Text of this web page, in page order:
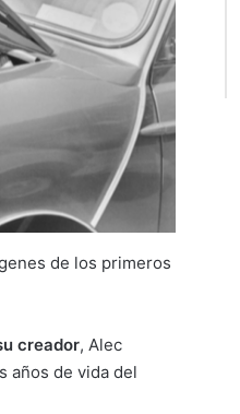
de los primeros
creador, Alec
años de vida del